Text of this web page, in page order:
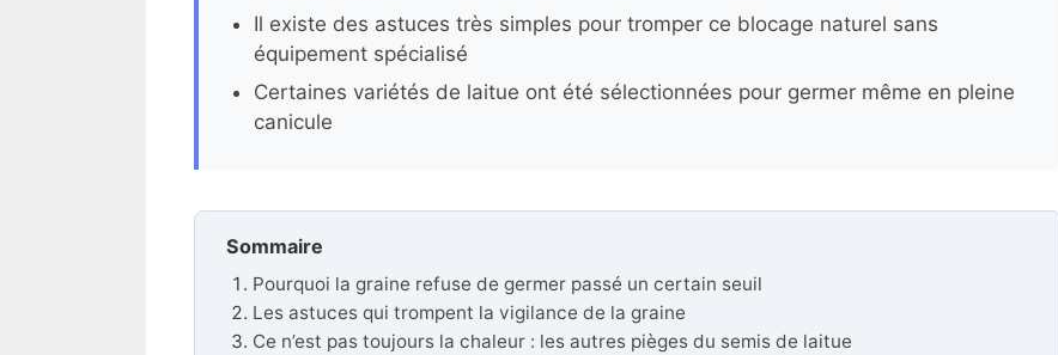
Il existe des astuces très simples pour tromper ce blocage naturel sans
équipement spécialisé
Certaines variétés de laitue ont été sélectionnées pour germer même en pleine
canicule
Sommaire
Pourquoi la graine refuse de germer passé un certain seuil
Les astuces qui trompent la vigilance de la graine
Ce n’est pas toujours la chaleur : les autres pièges du semis de laitue